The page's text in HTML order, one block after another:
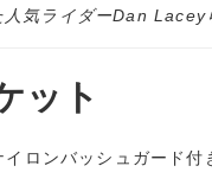
気ライダーDan Lacey
ット
ンバッシュガード付